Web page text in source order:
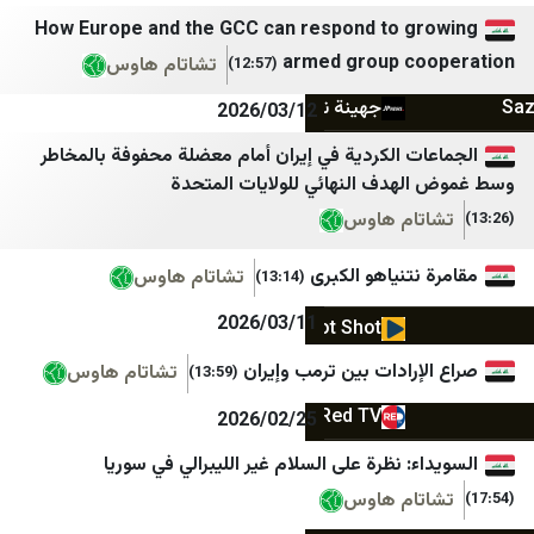
هاشتاغ سوريا
اقتصاد سوريا
كوزال
مدارات كُرد
ليفانت نيوز
مدوّنة البخاري
Etijahat Media
ليبانون اون
Voice Of Lebanon 100.5
خبر فوری
Mypersia | ايران من
اتاق اصناف تهران
اخبار فوری / مهم 🔖
اقتصاد آنلاین
ایبنا
ایسکانیوز
How Europe and the GCC can respond to
armed group
(12:57)
تشاتام هاوس
2026/03/12
الكردية في إيران أمام معضلة محفوفة بالمخاطر
النهائي للولايات المتحدة
هاوس
الكبرى (13:14)
تشاتام هاوس
2026/03/11
بين ترمب وإيران (13:59)
تشاتام هاوس
2026/02/25
نظرة على السلام غير الليبرالي في سوريا
هاوس